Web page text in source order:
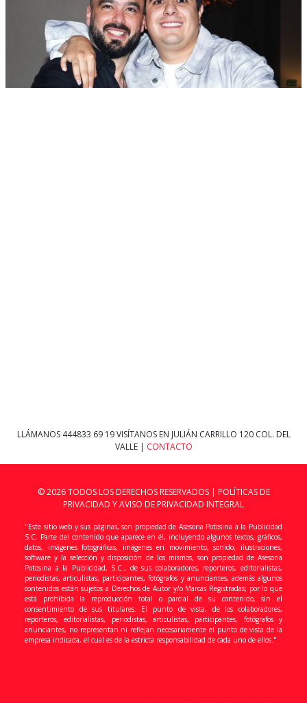
LLÁMANOS 444833 69 19VISÍTANOS EN JULIÁN CARRILLO 120 COL. DEL
VALLE | CONTACTO
© 2026 TODOS LOS DERECHOS RESERVADOS | POLÍTICAS DE
PRIVACIDAD Y AVISO DE PRIVACIDAD INTEGRAL
"Este sitio web y sus páginas, son propiedad de Asesoria Potosina a la Publicidad
S.C. Parte del contenido que aparece en él, incluyendo algunos textos, gráficos,
datos, imágenes fotográficas, imágenes en movimiento, sonido, ilustraciones,
software y la selección y disposición de los mismos, son propiedad de Asesoria
Potosina a la Publicidad, S.C., de sus colaboradores, reporteros, editorialistas,
periodistas, articulistas, participantes, fotógrafos y anunciantes, además algunos
contenidos están sujetos a Derechos de Autor y/o Marcas Registradas; por lo que
está prohibida la reproducción total o parcial de su contenido, sin el
consentimiento de sus titulares. El punto de vista, de los colaboradores,
reporteros, editorialistas, periodistas, articulistas, participantes, fotógrafos y
anunciantes, no representan ni reflejan necesariamente el punto de vista de la
empresa indicada, el cual es de la estricta responsabilidad de cada uno de ellos."